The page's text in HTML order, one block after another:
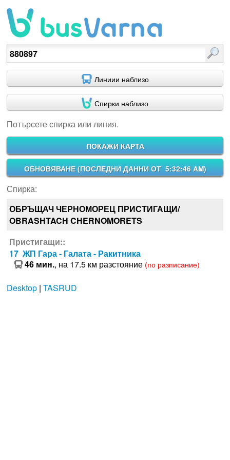
Потърсете спирка или линия.
Линиии наблизо
Спирки наблизо
Потърсете спирка или линия.
ПОКАЖИ КАРТА
ОБНОВЯВАНЕ (ПОСЛЕДНИ ДАННИ ОТ 5:32:46 AM)
Спирка:
ОБРЪЩАЧ ЧЕРНОМОРЕЦ ПРИСТИГАЩИ/
OBRASHTACH CHERNOMORETS
Пристигащи::
17 ЖП Гара - Галата - Ракитника
46 мин., на 17.5 км разстояние (по разписание)
Desktop| TASRUD